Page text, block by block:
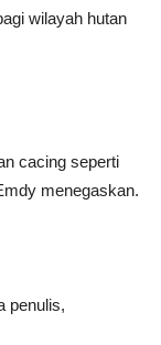
wilayah hutan
cacing seperti
menegaskan.
penulis,